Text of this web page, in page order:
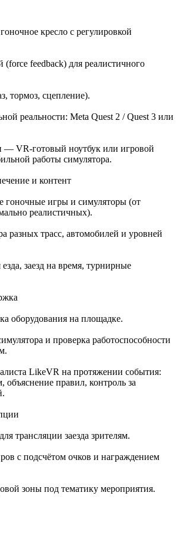
кресло с регулировкой
(force feedback) для реалистичного
тормоз, сцепление).
реальности: Meta Quest 2 / Quest 3 или
— VR-готовый ноутбук или игровой
работы симулятора.
и контент
гоночные игры и симуляторы (от
реалистичных).
разных трасс, автомобилей и уровней
заезд на время, турнирные
оборудования на площадке.
и проверка работоспособности
LikeVR на протяжении события:
объяснение правил, контроль за
трансляции заезда зрителям.
с подсчётом очков и награждением
зоны под тематику мероприятия.